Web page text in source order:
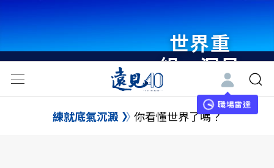
世界重
組・洞見
未來 與
世界領袖
職場雷達
練就底氣沉澱 你看懂世界了嗎？